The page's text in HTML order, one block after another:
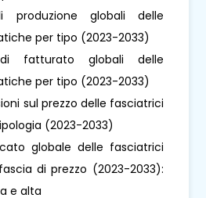
produzione globali delle
per tipo (2023-2033)
di fatturato globali delle
per tipo (2023-2033)
sul prezzo delle fasciatrici
(2023-2033)
globale delle fasciatrici
di prezzo (2023-2033):
e alta